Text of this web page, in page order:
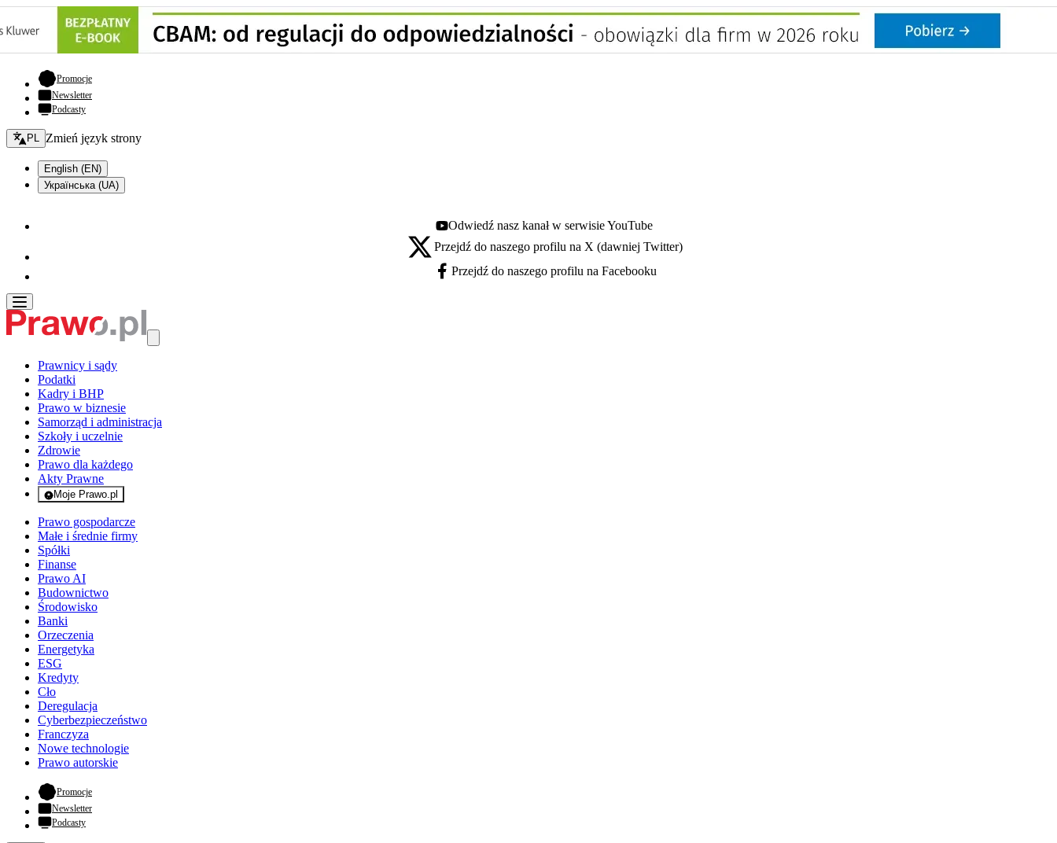
Promocje- otwiera się w nowej karcie
Newsletter
Podcasty
Zmień język - bieżący:
PL Zmień język strony
English (EN)
Українська (UA)
Youtube - otwiera się w nowej karcie
Odwiedź nasz kanał w serwisie YouTube
X - otwiera się w nowej karcie
Przejdź do naszego profilu na X (dawniej Twitter)
Facebook - otwiera się w nowej karcie
Przejdź do naszego profilu na Facebooku
Prawnicy i sądy
Podatki
Kadry i BHP
Prawo w biznesie
Samorząd i administracja
Szkoły i uczelnie
Zdrowie
Prawo dla każdego
Akty Prawne
Moje Prawo.pl
- rejestracja i logowanie do serwisu
Prawo gospodarcze
Małe i średnie firmy
Spółki
Finanse
Prawo AI
Budownictwo
Środowisko
Banki
Orzeczenia
Energetyka
ESG
Kredyty
Cło
Deregulacja
Cyberbezpieczeństwo
Franczyza
Nowe technologie
Prawo autorskie
Promocje- otwiera się w nowej karcie
Newsletter
Podcasty